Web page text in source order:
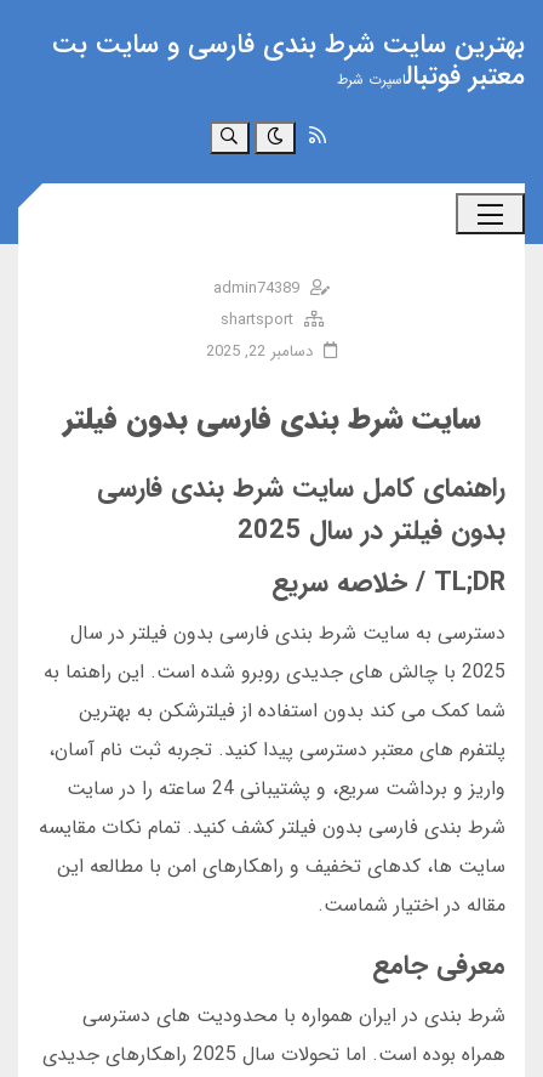
بهترین سایت شرط بندی فارسی و سایت بت
معتبر فوتبالاسپرت شرط
جستجو
admin74389
shartsport
دسامبر 22, 2025
سایت شرط بندی فارسی بدون فیلتر
راهنمای کامل سایت شرط بندی فارسی
بدون فیلتر در سال 2025
TL;DR / خلاصه سریع
دسترسی به سایت شرط بندی فارسی بدون فیلتر در سال
2025 با چالش های جدیدی روبرو شده است. این راهنما به
شما کمک می کند بدون استفاده از فیلترشکن به بهترین
پلتفرم های معتبر دسترسی پیدا کنید. تجربه ثبت نام آسان،
واریز و برداشت سریع، و پشتیبانی 24 ساعته را در سایت
شرط بندی فارسی بدون فیلتر کشف کنید. تمام نکات مقایسه
سایت ها، کدهای تخفیف و راهکارهای امن با مطالعه این
مقاله در اختیار شماست.
معرفی جامع
شرط بندی در ایران همواره با محدودیت های دسترسی
همراه بوده است. اما تحولات سال 2025 راهکارهای جدیدی